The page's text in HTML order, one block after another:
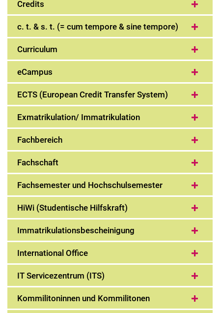
Credits
c. t. & s. t. (= cum tempore & sine tempore)
Curriculum
eCampus
ECTS (European Credit Transfer System)
Exmatrikulation/ Immatrikulation
Fachbereich
Fachschaft
Fachsemester und Hochschulsemester
HiWi (Studentische Hilfskraft)
Immatrikulationsbescheinigung
International Office
IT Servicezentrum (ITS)
Kommilitoninnen und Kommilitonen